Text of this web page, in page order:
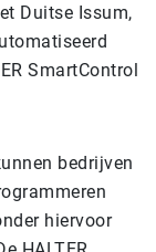
Duitse Issum,
SmartControl
bedrijven
hiervoor